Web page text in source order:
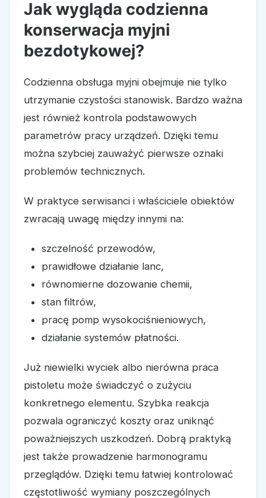
Jak wygląda codzienna
konserwacja myjni
bezdotykowej?
Codzienna obsługa myjni obejmuje nie tylko
utrzymanie czystości stanowisk. Bardzo ważna
jest również kontrola podstawowych
parametrów pracy urządzeń. Dzięki temu
można szybciej zauważyć pierwsze oznaki
problemów technicznych.
W praktyce serwisanci i właściciele obiektów
zwracają uwagę między innymi na:
szczelność przewodów,
prawidłowe działanie lanc,
równomierne dozowanie chemii,
stan filtrów,
pracę pomp wysokociśnieniowych,
działanie systemów płatności.
Już niewielki wyciek albo nierówna praca
pistoletu może świadczyć o zużyciu
konkretnego elementu. Szybka reakcja
pozwala ograniczyć koszty oraz uniknąć
poważniejszych uszkodzeń. Dobrą praktyką
jest także prowadzenie harmonogramu
przeglądów. Dzięki temu łatwiej kontrolować
częstotliwość wymiany poszczególnych